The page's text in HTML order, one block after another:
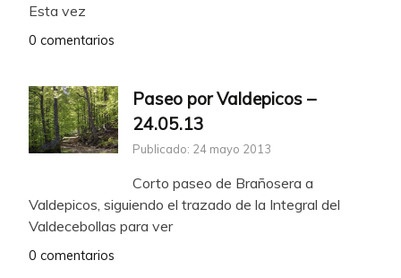
Esta vez
0 comentarios
Paseo por Valdepicos –
24.05.13
Publicado: 24 mayo 2013
Corto paseo de Brañosera a
Valdepicos, siguiendo el trazado de la Integral del
Valdecebollas para ver
0 comentarios